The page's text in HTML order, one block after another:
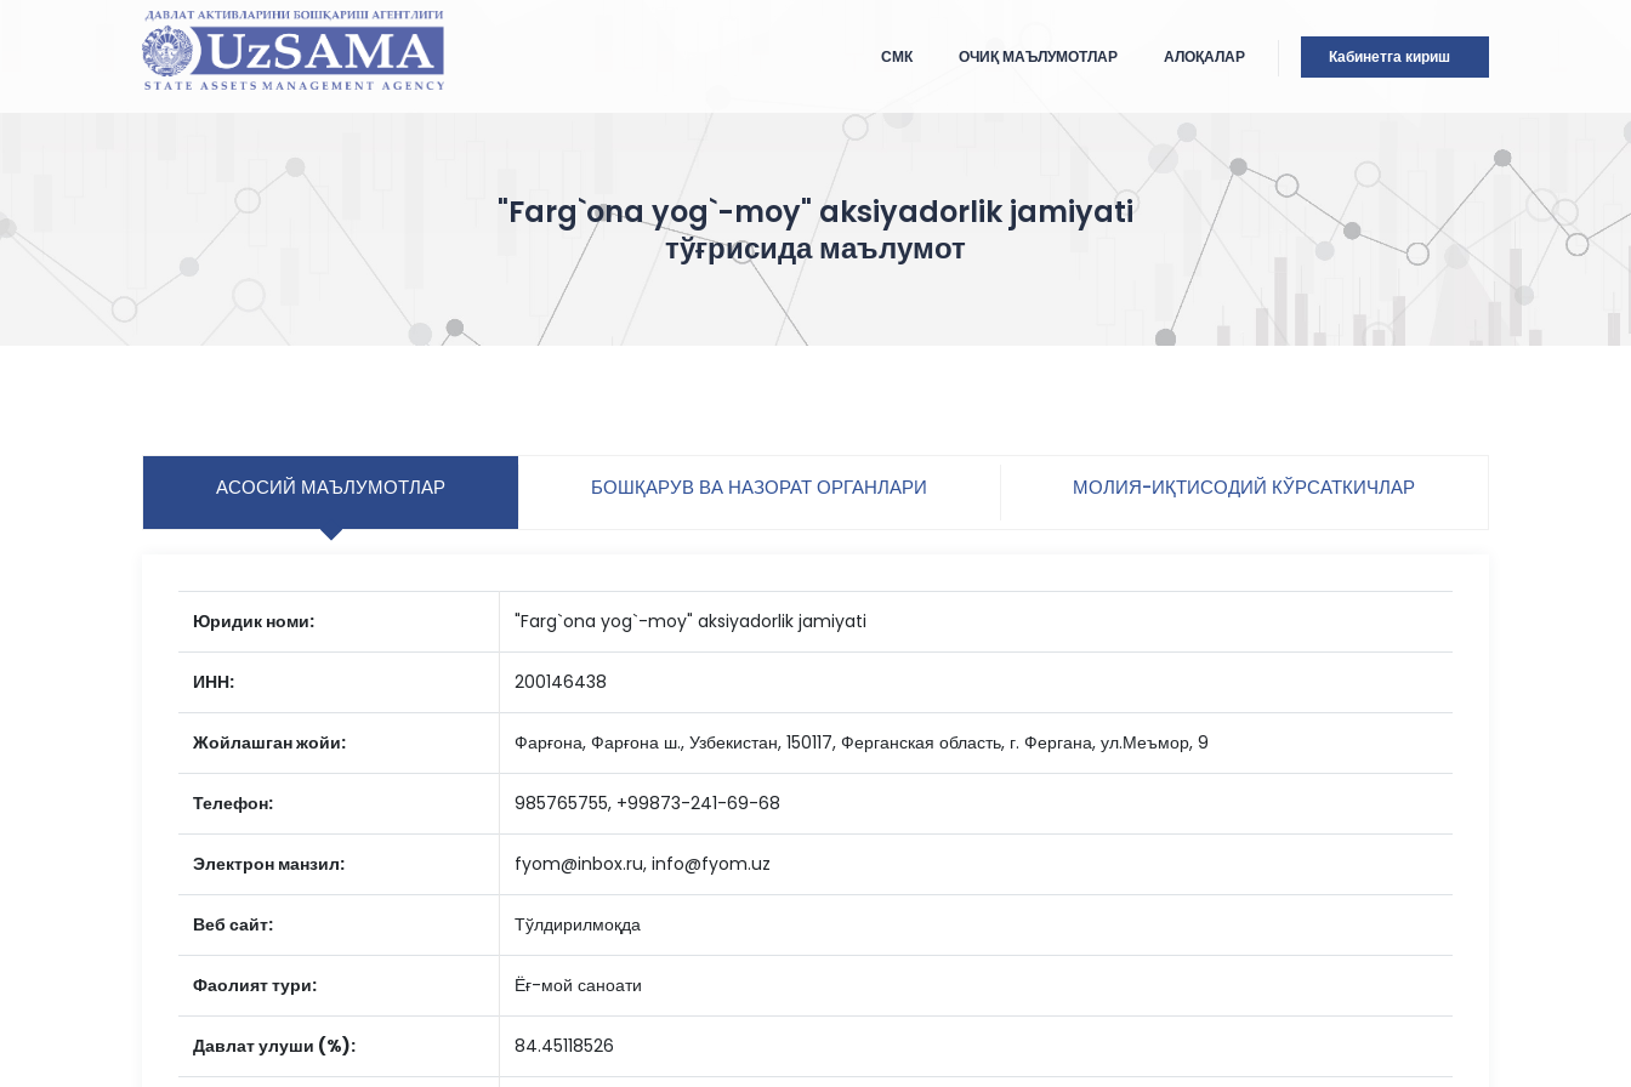
Кабинетга кириш
СМК ОЧИҚ МАЪЛУМОТЛАР АЛОҚАЛАР
"Farg`ona yog`-moy" aksiyadorlik jamiyati
тўғрисида маълумот
АСОСИЙ МАЪЛУМОТЛАР БОШҚАРУВ ВА НАЗОРАТ ОРГАНЛАРИ МОЛИЯ-ИҚТИСОДИЙ КЎРСАТКИЧЛАР
Юридик номи: "Farg`ona yog`-moy" aksiyadorlik jamiyati
ИНН: 200146438
Жойлашган жойи: Фарғона, Фарғона ш., Узбекистан, 150117, Ферганская область, г. Фергана, ул.Меъмор, 9
Телефон: 985765755, +99873-241-69-68
Электрон манзил: fyom@inbox.ru, info@fyom.uz
Веб сайт: Тўлдирилмоқда
Фаолият тури: Ёғ-мой саноати
Давлат улуши (%): 84.45118526